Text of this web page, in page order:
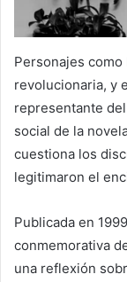
Personajes
revolucionaria, y
representante
social de la
cuestiona los
legitimaron el
Publicada en
conmemorativa
una reflexión